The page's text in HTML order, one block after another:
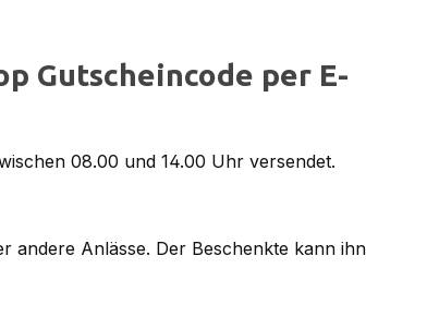
Gutscheincode per E-
08.00 und 14.00 Uhr versendet.
andere Anlässe. Der Beschenkte kann ihn